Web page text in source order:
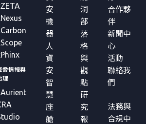
脅情報與
理
安
機
器
人
資
安
智
慧
座
艙
洞
部
落
格
與
觀
點
研
究
報
合作夥
伴
新聞中
心
活動
聯絡我
們
法務與
合規中